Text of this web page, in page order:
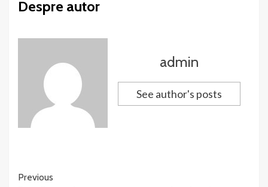
Despre autor
admin
See author's posts
Continue
Previous